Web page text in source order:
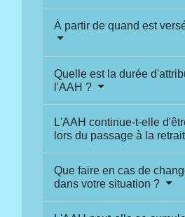
À partir de quand est
Quelle est la durée
l'AAH ?
L'AAH continue-t-elle
lors du passage à la
Que faire en cas de
dans votre situation ?